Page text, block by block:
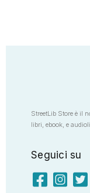
StreetLib Store è il
libri, ebook, e
Seguici su